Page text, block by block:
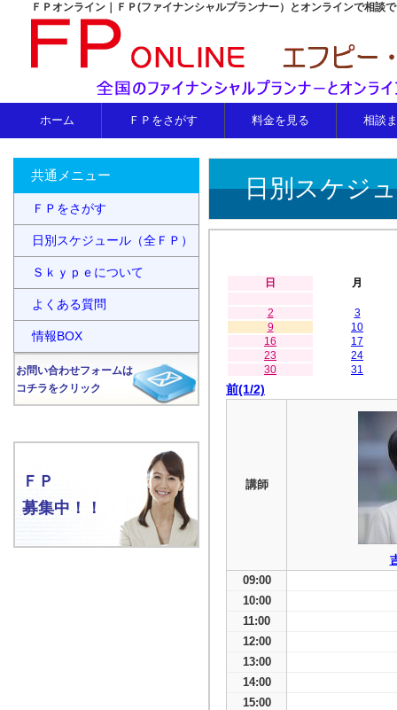
ＦＰオンライン｜ＦＰ(ファイナンシャルプランナー）とオンラインで相談
ホーム ＦＰをさがす 料金を見る 相談
日別スケジ
日 月
2
3
9
10
16
17
23
24
30
31
前(1/2)
講師
09:00
10:00
11:00
12:00
13:00
14:00
15:00
共通メニュー
ＦＰをさがす
日別スケジュール（全ＦＰ）
Ｓｋｙｐｅについて
よくある質問
情報BOX
お問い合わせフォームは
コチラをクリック
ＦＰ
募集中！！